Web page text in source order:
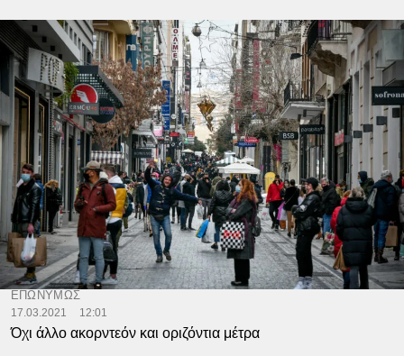
ΕΠΩΝΥΜΩΣ
17.03.2021 12:01
Όχι άλλο ακορντεόν και οριζόντια μέτρα